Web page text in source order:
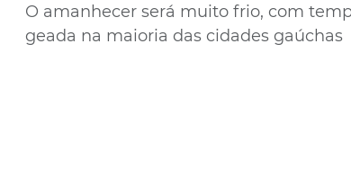
O amanhecer será muito frio, com
geada na maioria das cidades gaúchas